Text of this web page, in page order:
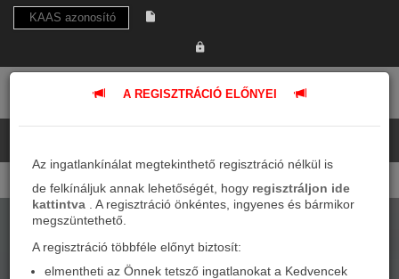
A REGISZTRÁCIÓ ELŐNYEI
Az ingatlankínálat megtekinthető regisztráció nélkül is
de felkínáljuk annak lehetőségét, hogy regisztráljon ide
kattintva
. A regisztráció önkéntes, ingyenes és bármikor
megszüntethető.
A regisztráció többféle előnyt biztosít:
elmentheti az Önnek tetsző ingatlanokat a Kedvencek